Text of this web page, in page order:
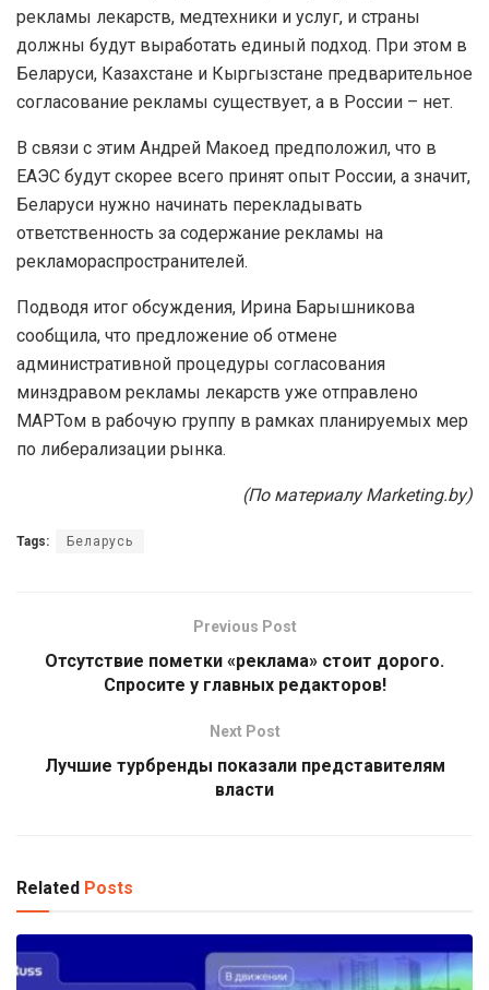
рекламы лекарств, медтехники и услуг, и страны
должны будут выработать единый подход. При этом в
Беларуси, Казахстане и Кыргызстане предварительное
согласование рекламы существует, а в России – нет.
В связи с этим Андрей Макоед предположил, что в
ЕАЭС будут скорее всего принят опыт России, а значит,
Беларуси нужно начинать перекладывать
ответственность за содержание рекламы на
рекламораспространителей.
Подводя итог обсуждения, Ирина Барышникова
сообщила, что предложение об отмене
административной процедуры согласования
минздравом рекламы лекарств уже отправлено
МАРТом в рабочую группу в рамках планируемых мер
по либерализации рынка.
(По материалу Marketing.by)
Tags: Беларусь
Previous Post
Отсутствие пометки «реклама» стоит дорого.
Спросите у главных редакторов!
Next Post
Лучшие турбренды показали представителям
власти
Related Posts